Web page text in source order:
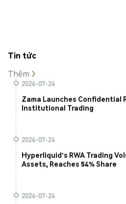
Tin tức
Thêm
2026-07-24
Zama Launches Confidential
Institutional Trading
2026-07-24
Hyperliquid's RWA Trading
Assets, Reaches 54% Share
2026-07-24